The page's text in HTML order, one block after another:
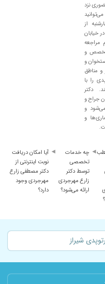
نزد
از
در خیابان
مراجعه
تخصص و
و
و مناطق
را با
دکتر
جراح و
و
و
چه خدمات
تخصصی
توسط دکتر
زارع مهرجردی
ارائه می‌شود؟
آیا امکان دریافت
نوبت اینترنتی از
دکتر مصطفی زارع
مهرجردی وجود
دارد؟
شیراز